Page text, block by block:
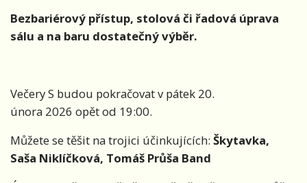
Bezbariérový přístup, stolová či řadová úprava
sálu a na baru dostatečný výběr.
Večery S budou pokračovat v pátek 20.
února 2026 opět od 19:00.
Můžete se těšit na trojici účinkujících: Škytavka,
Saša Niklíčková, Tomáš Průša Band